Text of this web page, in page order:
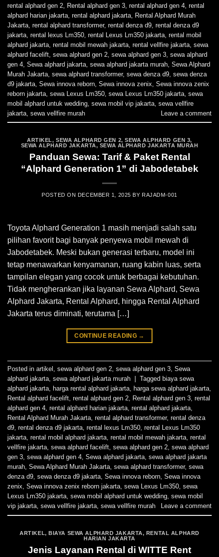
rental alphard gen 2 Rental alphard gen 3 rental alphard gen 4 rental
alphard harian jakarta rental alphard jakarta Rental Alphard Murah
Jakarta rental alphard transformer, rental denza d9 rental denza d9
jakarta rental lexus Lm350 rental Lexus Lm350 jakarta rental mobil
alphard jakarta rental mobil mewah jakarta rental vellfire jakarta sewa
alphard facelift sewa alphard gen 2 sewa alphard gen 3 sewa alphard
gen 4 Sewa alphard jakarta sewa alphard jakarta murah Sewa Alphard
Murah Jakarta sewa alphard transformer, sewa denza d9 sewa denza
d9 jakarta Sewa innova reborn Sewa innova zenix Sewa innova zenix
reborn jakarta sewa Lexus Lm350 sewa Lexus Lm350 jakarta sewa
mobil alphard untuk wedding sewa mobil vip jakarta sewa vellfire
jakarta sewa vellfire murah Leave a comment
ARTIKEL,SEWA ALPHARD GEN 2,SEWA ALPHARD GEN 3,
SEWA ALPHARD JAKARTA, SEWA ALPHARD JAKARTA MURAH
Panduan Sewa: Tarif & Paket Rental
“Alphard Generation 1” di Jabodetabek
POSTED ON DECEMBER 1, 2025 BY RAJADM-001
Toyota Alphard Generation 1 masih menjadi salah satu
pilihan favorit bagi banyak penyewa mobil mewah di
Jabodetabek. Meski bukan generasi terbaru, model ini
tetap menawarkan kenyamanan, ruang kabin luas, serta
tampilan elegan yang cocok untuk berbagai kebutuhan.
Tidak mengherankan jika layanan Sewa Alphard, Sewa
Alphard Jakarta, Rental Alphard, hingga Rental Alphard
Jakarta terus diminati, terutama […]
CONTINUE READING →
Posted in artikel , sewa alphard gen 2, sewa alphard gen 3, Sewa
alphard jakarta, sewa alphard jakarta murah Tagged biaya sewa
alphard jakarta, harga rental alphard jakarta, harga sewa alphard jakarta,
Rental alphard facelift, rental alphard gen 2, Rental alphard gen 3, rental
alphard gen 4, rental alphard harian jakarta, rental alphard jakarta,
Rental Alphard Murah Jakarta, rental alphard transformer, rental denza
d9, rental denza d9 jakarta, rental lexus Lm350, rental Lexus Lm350
jakarta, rental mobil alphard jakarta, rental mobil mewah jakarta, rental
vellfire jakarta, sewa alphard facelift, sewa alphard gen 2, sewa alphard
gen 3, sewa alphard gen 4, Sewa alphard jakarta, sewa alphard jakarta
murah, Sewa Alphard Murah Jakarta, sewa alphard transformer, sewa
denza d9, sewa denza d9 jakarta, Sewa innova reborn, Sewa innova
zenix, Sewa innova zenix reborn jakarta, sewa Lexus Lm350, sewa
Lexus Lm350 jakarta, sewa mobil alphard untuk wedding, sewa mobil
vip jakarta, sewa vellfire jakarta, sewa vellfire murah Leave a comment
ARTIKEL,BIAYA SEWA ALPHARD JAKARTA, RENTAL ALPHARD
HARIAN JAKARTA
Jenis Layanan Rental di WITTE Rent